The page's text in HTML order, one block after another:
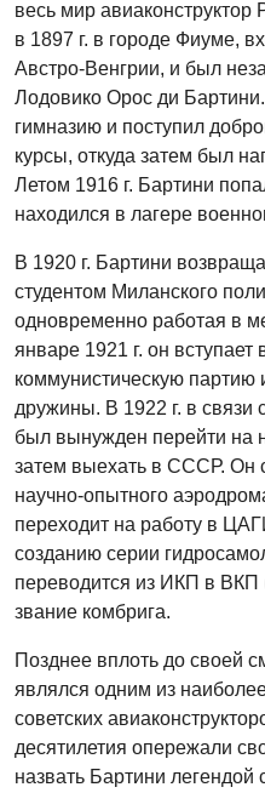
весь мир
в 1897 г. в городе Фиуме,
Австро-Венгрии, и был
Лодовико Орос ди
гимназию и поступил
курсы, откуда затем был
Летом 1916 г. Бартини
находился в лагере
В 1920 г. Бартини
студентом Миланского
одновременно работая в
январе 1921 г. он вступает
коммунистическую партию
дружины. В 1922 г. в связи
был вынужден перейти на
затем выехать в СССР. Он
научно-опытного
переходит на работу в
созданию серии
переводится из ИКП в ВКП
звание комбрига.
Позднее вплоть до своей
являлся одним из
советских
десятилетия опережали
назвать Бартини легендой